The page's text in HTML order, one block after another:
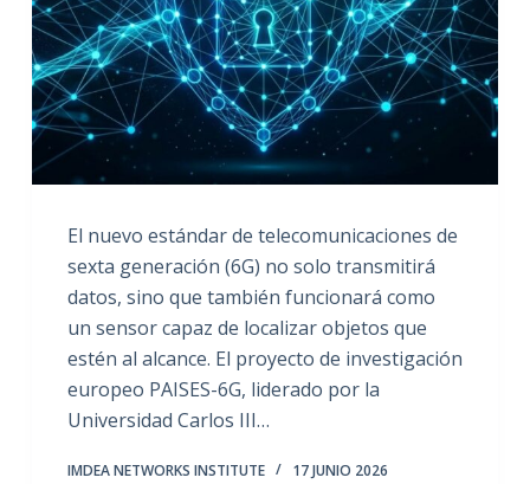
El nuevo estándar de telecomunicaciones de
sexta generación (6G) no solo transmitirá
datos, sino que también funcionará como
un sensor capaz de localizar objetos que
estén al alcance. El proyecto de investigación
europeo PAISES-6G, liderado por la
Universidad Carlos III…
IMDEA NETWORKS INSTITUTE 17 JUNIO 2026